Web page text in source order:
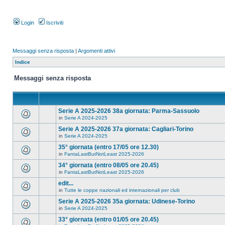
Login Iscriviti
Messaggi senza risposta | Argomenti attivi
Indice
Messaggi senza risposta
Serie A 2025-2026 38a giornata: Parma-Sassuolo
in Serie A 2024-2025
Serie A 2025-2026 37a giornata: Cagliari-Torino
in Serie A 2024-2025
35° giornata (entro 17/05 ore 12.30)
in FantaLastButNotLeast 2025-2026
34° giornata (entro 08/05 ore 20.45)
in FantaLastButNotLeast 2025-2026
edit...
in Tutte le coppe nazionali ed internazionali per club
Serie A 2025-2026 35a giornata: Udinese-Torino
in Serie A 2024-2025
33° giornata (entro 01/05 ore 20.45)